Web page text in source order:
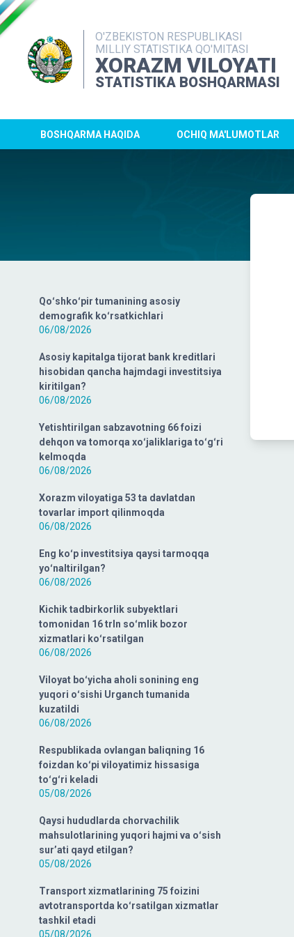
O'ZBEKISTON RESPUBLIKASI
MILLIY STATISTIKA QO'MITASI
XORAZM VILOYATI
STATISTIKA BOSHQARMASI
BOSHQARMA HAQIDA OCHIQ MA'LUMOTLAR
Qoʻshkoʻpir tumanining asosiy
demografik koʻrsatkichlari
06/08/2026
Asosiy kapitalga tijorat bank kreditlari
hisobidan qancha hajmdagi investitsiya
kiritilgan?
06/08/2026
Yetishtirilgan sabzavotning 66 foizi
dehqon va tomorqa xoʻjaliklariga toʻgʻri
kelmoqda
06/08/2026
Xorazm viloyatiga 53 ta davlatdan
tovarlar import qilinmoqda
06/08/2026
Eng koʻp investitsiya qaysi tarmoqqa
yoʻnaltirilgan?
06/08/2026
Kichik tadbirkorlik subyektlari
tomonidan 16 trln soʻmlik bozor
xizmatlari koʻrsatilgan
06/08/2026
Viloyat boʻyicha aholi sonining eng
yuqori oʻsishi Urganch tumanida
kuzatildi
06/08/2026
Respublikada ovlangan baliqning 16
foizdan koʻpi viloyatimiz hissasiga
toʻgʻri keladi
05/08/2026
Qaysi hududlarda chorvachilik
mahsulotlarining yuqori hajmi va oʻsish
surʼati qayd etilgan?
05/08/2026
Transport xizmatlarining 75 foizini
avtotransportda koʻrsatilgan xizmatlar
tashkil etadi
05/08/2026